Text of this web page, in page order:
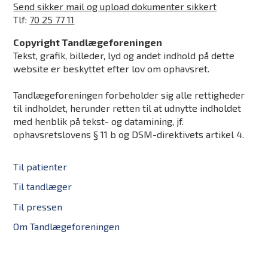
Send sikker mail og upload dokumenter sikkert
Tlf: 70 25 77 11
Copyright Tandlægeforeningen
Tekst, grafik, billeder, lyd og andet indhold på dette
website er beskyttet efter lov om ophavsret.
Tandlægeforeningen forbeholder sig alle rettigheder
til indholdet, herunder retten til at udnytte indholdet
med henblik på tekst- og datamining, jf.
ophavsretslovens § 11 b og DSM-direktivets artikel 4.
Til patienter
Til tandlæger
Til pressen
Om Tandlægeforeningen